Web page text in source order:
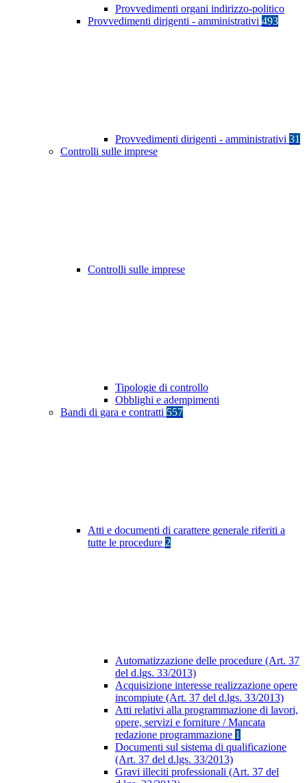
Provvedimenti organi indirizzo-politico
Provvedimenti dirigenti - amministrativi 493
Provvedimenti dirigenti - amministrativi 31
Controlli sulle imprese
Controlli sulle imprese
Tipologie di controllo
Obblighi e adempimenti
Bandi di gara e contratti 557
Atti e documenti di carattere generale riferiti a
tutte le procedure 2
Automatizzazione delle procedure (Art. 37
del d.lgs. 33/2013)
Acquisizione interesse realizzazione opere
incompiute (Art. 37 del d.lgs. 33/2013)
Atti relativi alla programmazione di lavori,
opere, servizi e forniture / Mancata
redazione programmazione 1
Documenti sul sistema di qualificazione
(Art. 37 del d.lgs. 33/2013)
Gravi illeciti professionali (Art. 37 del